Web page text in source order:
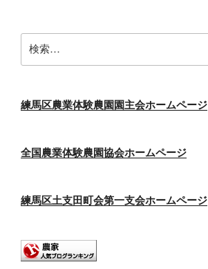
索:
練馬区農業体験農園園主会ホームページ
全国農業体験農園協会ホームページ
練馬区土支田町会第一支会ホームページ